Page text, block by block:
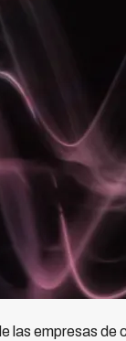
las empresas de